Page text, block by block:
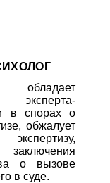
эксперта-
в спорах о
обжалует
о вызове
в суде.